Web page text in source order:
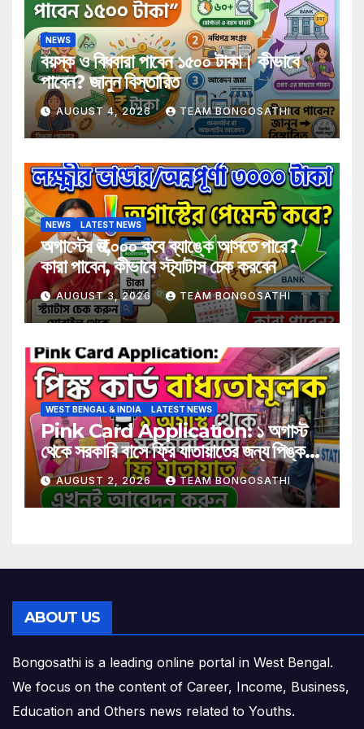
NEWS
বয়স্ক ও বিধবারা পাবেন ১৫০০ টাকা। কীভাবে
পাবেন? জানুন বিস্তারিত
AUGUST 4, 2026 TEAM BONGOSATHI
NEWS LATEST NEWS
অগাস্টের ₹৩,০০০ কবে ব্যাঙ্কে আসতে পারে?
কারা পাবেন, কীভাবে স্ট্যাটাস চেক করবেন
AUGUST 3, 2026 TEAM BONGOSATHI
WEST BENGAL & INDIA LATEST NEWS
Pink Card Application: ১ অগাস্ট
থেকে সরকারি বাসে ফ্রি যাতায়াতের জন্য পিঙ্ক
কার্ড বাধ্যতামূলক? আবেদন করুন এখনই
AUGUST 2, 2026 TEAM BONGOSATHI
ABOUT US
Bongosathi is a leading online portal in West Bengal.
We focus on the content of Career, Income, Business,
Education and Others news related to Youths.